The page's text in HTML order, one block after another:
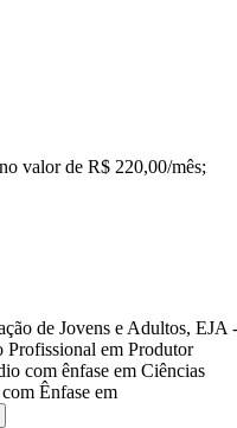
valor de R$ 220,00/mês;
de Jovens e Adultos, EJA -
Profissional em Produtor
com ênfase em Ciências
Ênfase em